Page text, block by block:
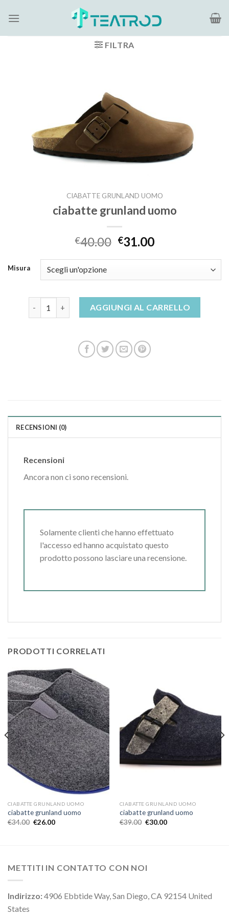
FILTRA
CIABATTE GRUNLAND UOMO
ciabatte grunland uomo
€40.00 €31.00
Misura
AGGIUNGI AL CARRELLO
RECENSIONI (0)
Recensioni
Ancora non ci sono recensioni.
Solamente clienti che hanno effettuato
l'accesso ed hanno acquistato questo
prodotto possono lasciare una recensione.
PRODOTTI CORRELATI
CIABATTE GRUNLAND UOMO
ciabatte grunland uomo
€34.00 €26.00
CIABATTE GRUNLAND UOMO
ciabatte grunland uomo
€39.00 €30.00
METTITI IN CONTATTO CON NOI
Indirizzo:4906 Ebbtide Way, San Diego, CA 92154 United
States